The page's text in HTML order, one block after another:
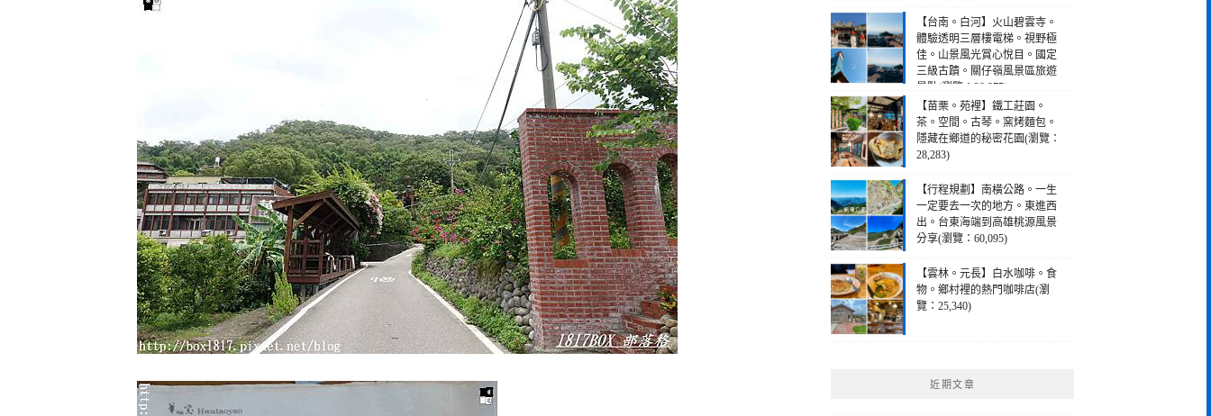
覽：190,256)
【台南。白河】火山碧雲寺。
體驗透明三層樓電梯。視野極
佳。山景風光賞心悅目。國定
三級古蹟。關仔嶺風景區旅遊
景點(瀏覽：28,975)
【苗栗。苑裡】鐵工莊園。
茶。空間。古琴。窯烤麵包。
隱藏在鄉道的秘密花園(瀏覽：
28,283)
【行程規劃】南橫公路。一生
一定要去一次的地方。東進西
出。台東海端到高雄桃源風景
分享(瀏覽：60,095)
【雲林。元長】白水咖啡。食
物。鄉村裡的熱門咖啡店(瀏
覽：25,340)
近期文章